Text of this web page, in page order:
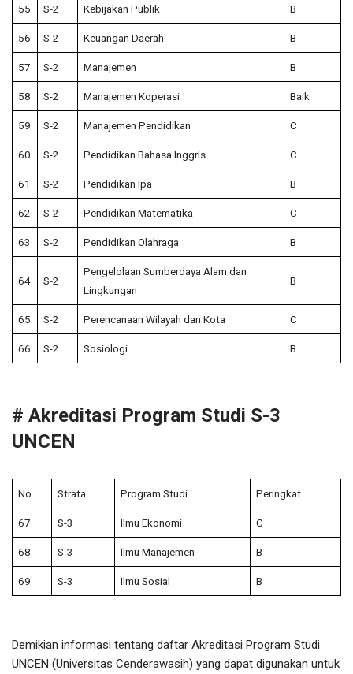
55 S-2 Kebijakan Publik B
56 S-2 Keuangan Daerah B
57 S-2 Manajemen B
58 S-2 Manajemen Koperasi Baik
59 S-2 Manajemen Pendidikan C
60 S-2 Pendidikan Bahasa Inggris C
61 S-2 Pendidikan Ipa B
62 S-2 Pendidikan Matematika C
63 S-2 Pendidikan Olahraga B
64 S-2
Pengelolaan Sumberdaya Alam dan
Lingkungan
B
65 S-2 Perencanaan Wilayah dan Kota C
66 S-2 Sosiologi B
# Akreditasi Program Studi S-3
UNCEN
No Strata Program Studi Peringkat
67 S-3 Ilmu Ekonomi C
68 S-3 Ilmu Manajemen B
69 S-3 Ilmu Sosial B
Demikian informasi tentang daftar Akreditasi Program Studi
UNCEN (Universitas Cenderawasih) yang dapat digunakan untuk